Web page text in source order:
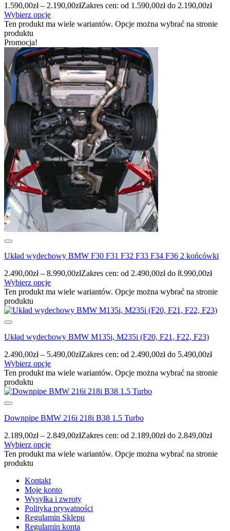
1.590,00zł – 2.190,00złZakres cen: od 1.590,00zł do 2.190,00zł
Wybierz opcje
Ten produkt ma wiele wariantów. Opcje można wybrać na stronie
produktu
Promocja!
Układ wydechowy BMW F30 F31 F32 F33 F34 F36 2 końcówki
2.490,00zł – 8.990,00złZakres cen: od 2.490,00zł do 8.990,00zł
Wybierz opcje
Ten produkt ma wiele wariantów. Opcje można wybrać na stronie
produktu
Układ wydechowy BMW M135i, M235i (F20, F21, F22, F23)
2.490,00zł – 5.490,00złZakres cen: od 2.490,00zł do 5.490,00zł
Wybierz opcje
Ten produkt ma wiele wariantów. Opcje można wybrać na stronie
produktu
Downpipe BMW 216i 218i B38 1.5 Turbo
2.189,00zł – 2.849,00złZakres cen: od 2.189,00zł do 2.849,00zł
Wybierz opcje
Ten produkt ma wiele wariantów. Opcje można wybrać na stronie
produktu
Kontakt
Moje konto
Wysyłka i zwroty
Polityka prywatności
Regulamin Sklepu
Regulamin konta